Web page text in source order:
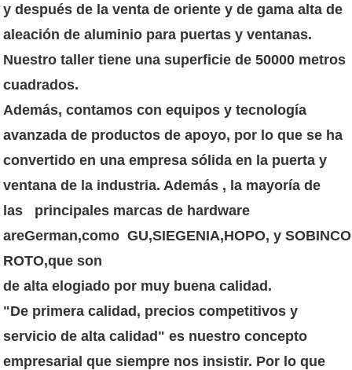
y después de la venta de oriente y de gama alta de
aleación de aluminio para puertas y ventanas.
Nuestro taller tiene una superficie de 50000 metros
cuadrados.
Además, contamos con equipos y tecnología
avanzada de productos de apoyo, por lo que se ha
convertido en una empresa sólida en la puerta y
ventana de la industria. Además , la mayoría de
las principales marcas de hardware
areGerman,como GU,SIEGENIA,HOPO, y SOBINCO
ROTO,que son
de alta elogiado por muy buena calidad.
"De primera calidad, precios competitivos y
servicio de alta calidad" es nuestro concepto
empresarial que siempre nos insistir. Por lo que